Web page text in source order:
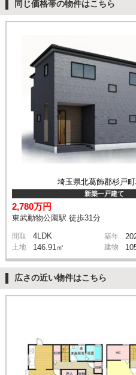
同じ価格帯の物件はこちら
埼玉県北葛飾郡杉戸
新築一戸建て
2,780万円
東武動物公園駅 徒歩31分
間取 4LDK 築年
土地 146.91㎡ 建物
広さの近い物件はこちら